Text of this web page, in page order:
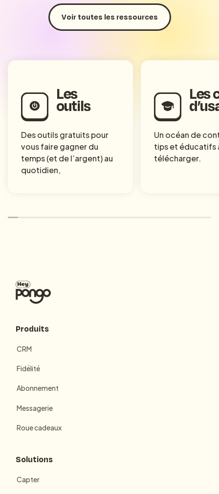
Voir toutes les ressources
Les
outils
Des outils gratuits pour
vous faire gagner du
temps (et de l’argent) au
quotidien,
Les
Un océan de
tips et éducatifs
télécharger.
Produits
CRM
Fidélité
Abonnement
Messagerie
Roue cadeaux
Solutions
Capter